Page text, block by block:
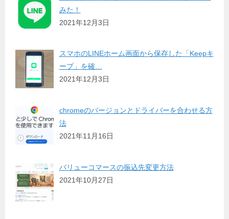
みた！
2021年12月3日
スマホのLINEホーム画面から保存した「Keepキ
ープ」を確…
2021年12月3日
chromeのバージョンとドライバーを合わせる方
法
2021年11月16日
バリューコマースの振込先変更方法
2021年10月27日